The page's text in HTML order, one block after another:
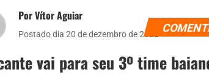
Por Vítor Aguiar
Postado dia 20 de dezembro de 2022
vai para seu 3º time